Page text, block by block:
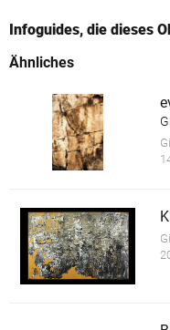
Infoguides, die dieses
Ähnliches